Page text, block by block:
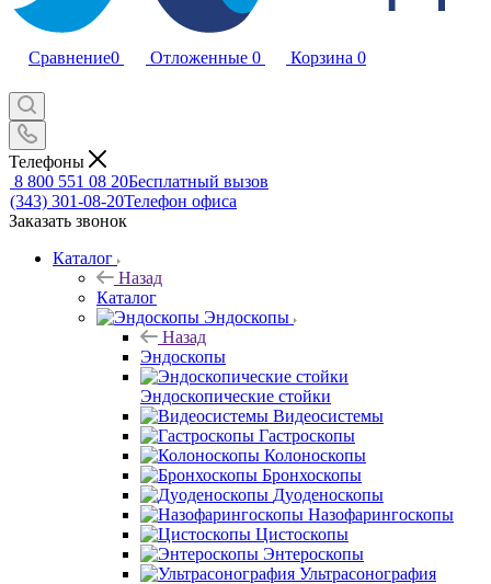
Сравнение0 Отложенные 0 Корзина 0
Телефоны
8 800 551 08 20Бесплатный вызов
(343) 301-08-20Телефон офиса
Заказать звонок
Каталог
Назад
Каталог
Эндоскопы
Назад
Эндоскопы
Эндоскопические стойки
Видеосистемы
Гастроскопы
Колоноскопы
Бронхоскопы
Дуоденоскопы
Назофарингоскопы
Цистоскопы
Энтероскопы
Ультрасонография